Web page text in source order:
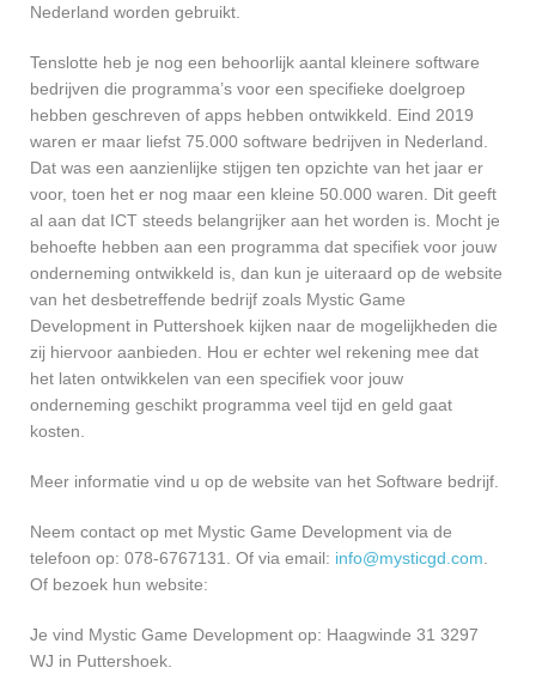
Nederland worden gebruikt.
Tenslotte heb je nog een behoorlijk aantal kleinere software
bedrijven die programma’s voor een specifieke doelgroep
hebben geschreven of apps hebben ontwikkeld. Eind 2019
waren er maar liefst 75.000 software bedrijven in Nederland.
Dat was een aanzienlijke stijgen ten opzichte van het jaar er
voor, toen het er nog maar een kleine 50.000 waren. Dit geeft
al aan dat ICT steeds belangrijker aan het worden is. Mocht je
behoefte hebben aan een programma dat specifiek voor jouw
onderneming ontwikkeld is, dan kun je uiteraard op de website
van het desbetreffende bedrijf zoals Mystic Game
Development in Puttershoek kijken naar de mogelijkheden die
zij hiervoor aanbieden. Hou er echter wel rekening mee dat
het laten ontwikkelen van een specifiek voor jouw
onderneming geschikt programma veel tijd en geld gaat
kosten.
Meer informatie vind u op de website van het Software bedrijf.
Neem contact op met Mystic Game Development via de
telefoon op: 078-6767131. Of via email: info@mysticgd.com
Of bezoek hun website:
Je vind Mystic Game Development op: Haagwinde 31 3297
WJ in Puttershoek.